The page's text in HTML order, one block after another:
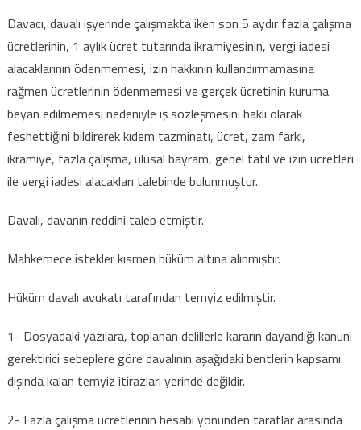
Davacı, davalı işyerinde çalışmakta iken son 5 aydır fazla çalışma
ücretlerinin, 1 aylık ücret tutarında ikramiyesinin, vergi iadesi
alacaklarının ödenmemesi, izin hakkının kullandırmamasına
rağmen ücretlerinin ödenmemesi ve gerçek ücretinin kuruma
beyan edilmemesi nedeniyle iş sözleşmesini haklı olarak
feshettiğini bildirerek kıdem tazminatı, ücret, zam farkı,
ikramiye, fazla çalışma, ulusal bayram, genel tatil ve izin ücretleri
ile vergi iadesi alacakları talebinde bulunmuştur.
Davalı, davanın reddini talep etmiştir.
Mahkemece istekler kısmen hüküm altına alınmıştır.
Hüküm davalı avukatı tarafından temyiz edilmiştir.
1- Dosyadaki yazılara, toplanan delillerle kararın dayandığı kanuni
gerektirici sebeplere göre davalının aşağıdaki bentlerin kapsamı
dışında kalan temyiz itirazları yerinde değildir.
2- Fazla çalışma ücretlerinin hesabı yönünden taraflar arasında